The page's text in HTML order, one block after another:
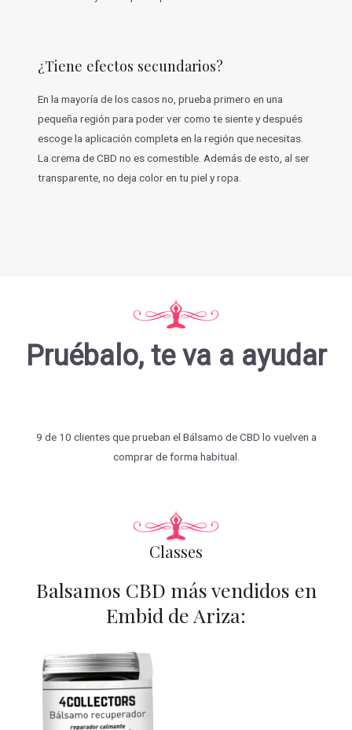
¿Tiene efectos secundarios?
En la mayoría de los casos no, prueba primero en una
pequeña región para poder ver como te siente y después
escoge la aplicación completa en la región que necesitas.
La crema de CBD no es comestible. Además de esto, al ser
transparente, no deja color en tu piel y ropa.
Pruébalo, te va a ayudar
9 de 10 clientes que prueban el Bálsamo de CBD lo vuelven a
comprar de forma habitual.
Classes
Balsamos CBD más vendidos en
Embid de Ariza: